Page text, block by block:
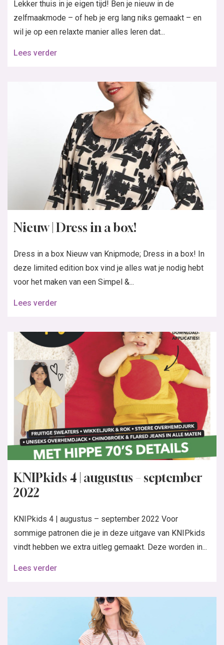
Lekker thuis in je eigen tijd! Ben je nieuw in de
zelfmaakmode – of heb je erg lang niks gemaakt – en
wil je op een relaxte manier alles leren dat...
Lees verder
Nieuw | Dress in a box!
Dress in a box Nieuw van Knipmode; Dress in a box! In
deze limited edition box vind je alles wat je nodig hebt
voor het maken van een Simpel &...
Lees verder
KNIPkids 4 | augustus – september
2022
KNIPkids 4 | augustus – september 2022 Voor
sommige patronen die je in deze uitgave van KNIPkids
vindt hebben we extra uitleg gemaakt. Deze worden in...
Lees verder